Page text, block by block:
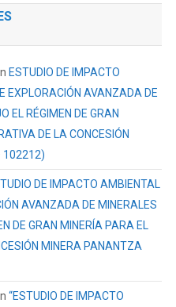
ESTUDIO DE IMPACTO
EXPLORACIÓN AVANZADA DE
EL RÉGIMEN DE GRAN
DE LA CONCESIÓN
102212)
DE IMPACTO AMBIENTAL
AVANZADA DE MINERALES
DE GRAN MINERÍA PARA EL
MINERA PANANTZA
“ESTUDIO DE IMPACTO